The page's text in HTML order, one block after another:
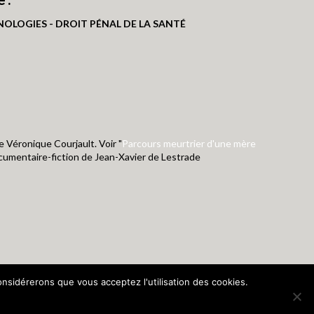
- DROIT PÉNAL DE LA SANTÉ
Véronique Courjault. Voir "Parcours meurtrier d'une mère
fiction de Jean-Xavier de Lestrade
que vous acceptez l'utilisation des cookies.